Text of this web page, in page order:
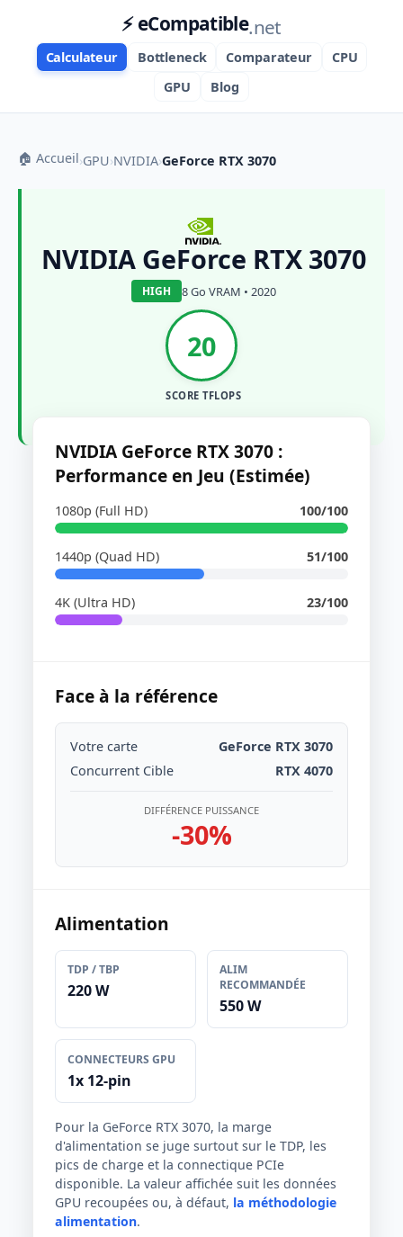
⚡ eCompatible.net
Calculateur Bottleneck Comparateur
CPU
GPU
Blog
🏠 Accueil›GPU›NVIDIA›GeForce RTX 3070
NVIDIA GeForce RTX 3070
HIGH 8 Go VRAM • 2020
20
SCORE TFLOPS
NVIDIA GeForce RTX 3070 :
Performance en Jeu (Estimée)
1080p (Full HD) 100/100
1440p (Quad HD) 51/100
4K (Ultra HD) 23/100
Face à la référence
Votre carte
GeForce RTX 3070
Concurrent Cible
RTX 4070
DIFFÉRENCE PUISSANCE
-30%
Alimentation
TDP / TBP
220 W
ALIM
RECOMMANDÉE
550 W
CONNECTEURS GPU
1x 12-pin
Pour la GeForce RTX 3070, la marge
d'alimentation se juge surtout sur le TDP, les
pics de charge et la connectique PCIe
disponible. La valeur affichée suit les données
GPU recoupées ou, à défaut, la méthodologie
alimentation.